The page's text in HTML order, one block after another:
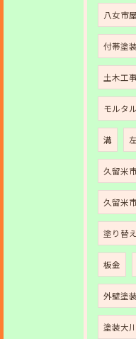
八女市
付帯塗装
土木工事
モルタル
溝
久留米
久留米
塗り替
板金
外壁塗
塗装大